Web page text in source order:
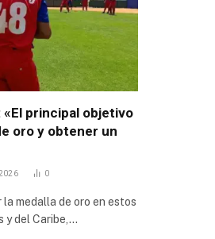
«El principal objetivo
oro y obtener un
0
medalla de oro en estos
y del Caribe,…